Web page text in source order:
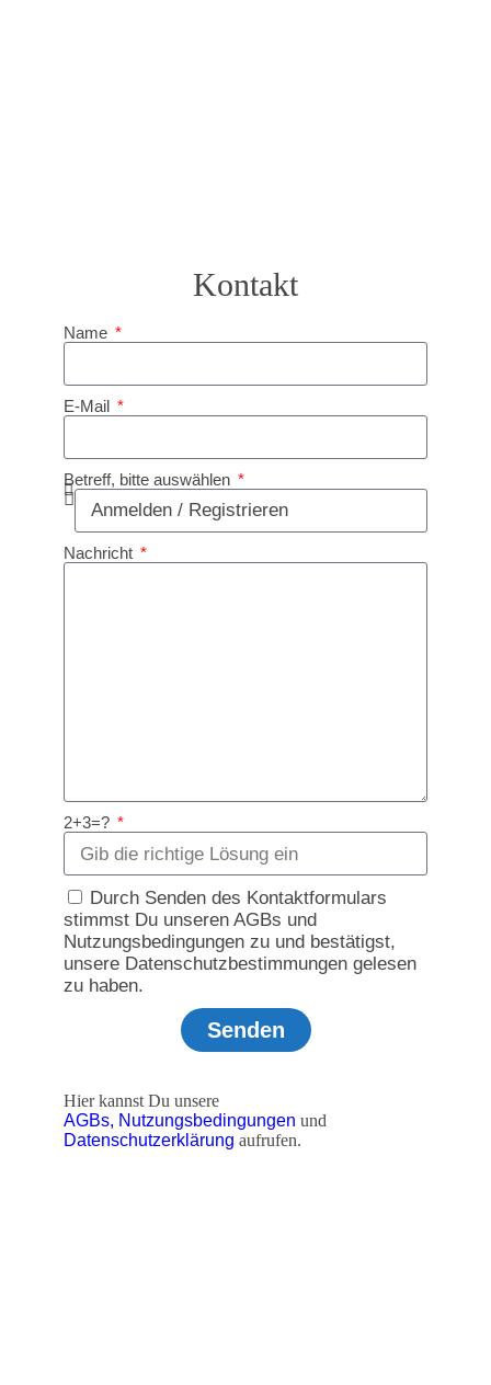
Kontakt
Name
E-Mail
Betreff, bitte auswählen
Nachricht
2+3=?
Durch Senden des Kontaktformulars
stimmst Du unseren AGBs und
Nutzungsbedingungen zu und bestätigst,
unsere Datenschutzbestimmungen gelesen
zu haben.
Senden
Hier kannst Du unsere
AGBs, Nutzungsbedingungen und
Datenschutzerklärung aufrufen.